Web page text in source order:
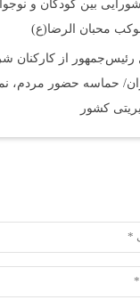
بین کودکان و
محبان الرضا(ع)
رئیس‌جمهور از کارکنان
حماسه حضور مردم،
کشور